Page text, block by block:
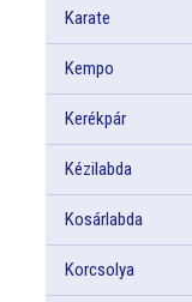
Karate
Kempo
Kerékpár
Kézilabda
Kosárlabda
Korcsolya